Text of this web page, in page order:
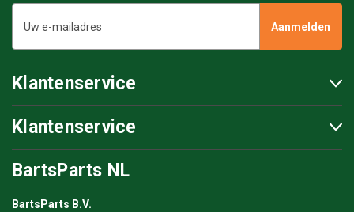
mailadres
Klantenservice
Klantenservice
BartsParts NL
BartsParts B.V.